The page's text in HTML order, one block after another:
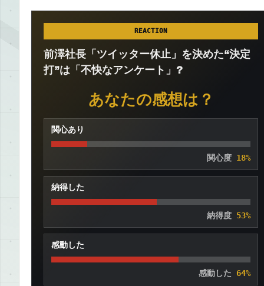
REACTION
前澤社長「ツイッター休止」を決めた“決定
打”は「不快なアンケート」?
あなたの感想は？
関心あり
関心度 18%
納得した
納得度 53%
感動した
感動した 64%